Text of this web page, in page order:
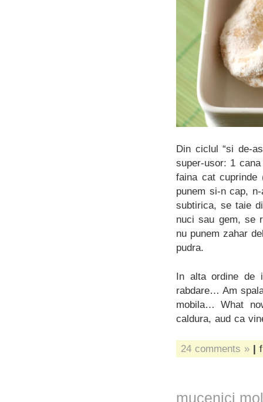
Din ciclul “si de-
super-usor: 1
faina cat
punem si-n cap,
subtirica, se taie
nuci sau gem, se
nu punem zahar
pudra.
In alta ordine de
rabdare… Am
mobila… What
caldura, aud ca
24 comments » |
mucenici